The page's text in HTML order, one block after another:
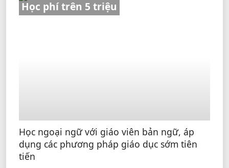
Học phí trên 5 triệu
Học ngoại ngữ với giáo viên bản ngữ, áp
dụng các phương pháp giáo dục sớm tiên
tiến